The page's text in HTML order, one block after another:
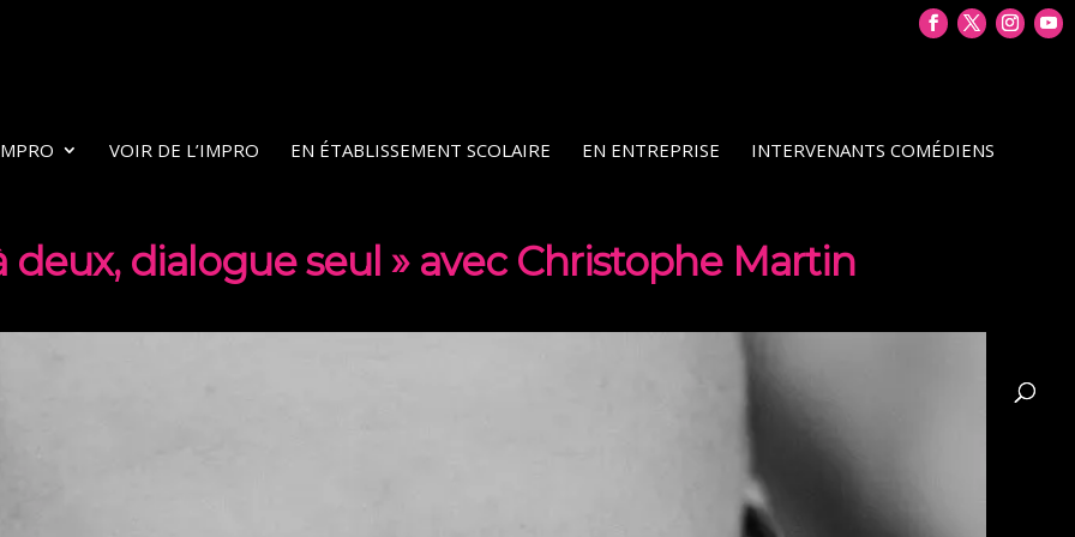
VOIR DE L’IMPRO EN ÉTABLISSEMENT SCOLAIRE EN ENTREPRISE INTERVENANTS COMÉDIENS
deux, dialogue seul » avec Christophe Martin